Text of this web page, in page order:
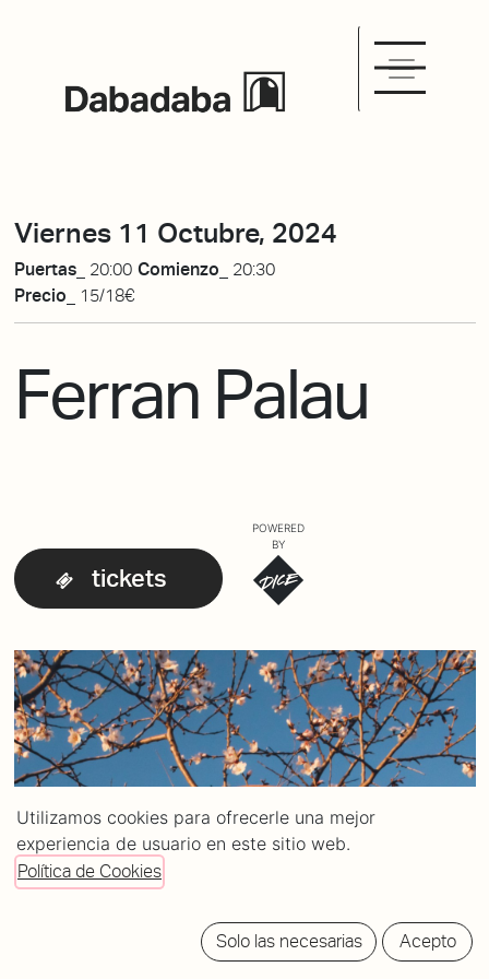
Viernes 11 Octubre, 2024
Puertas_ 20:00 Comienzo_ 20:30
Precio_
15/18€
Ferran Palau
tickets
POWERED
BY
Utilizamos cookies para ofrecerle una mejor
experiencia de usuario en este sitio web.
Política de Cookies
Solo las necesarias Acepto